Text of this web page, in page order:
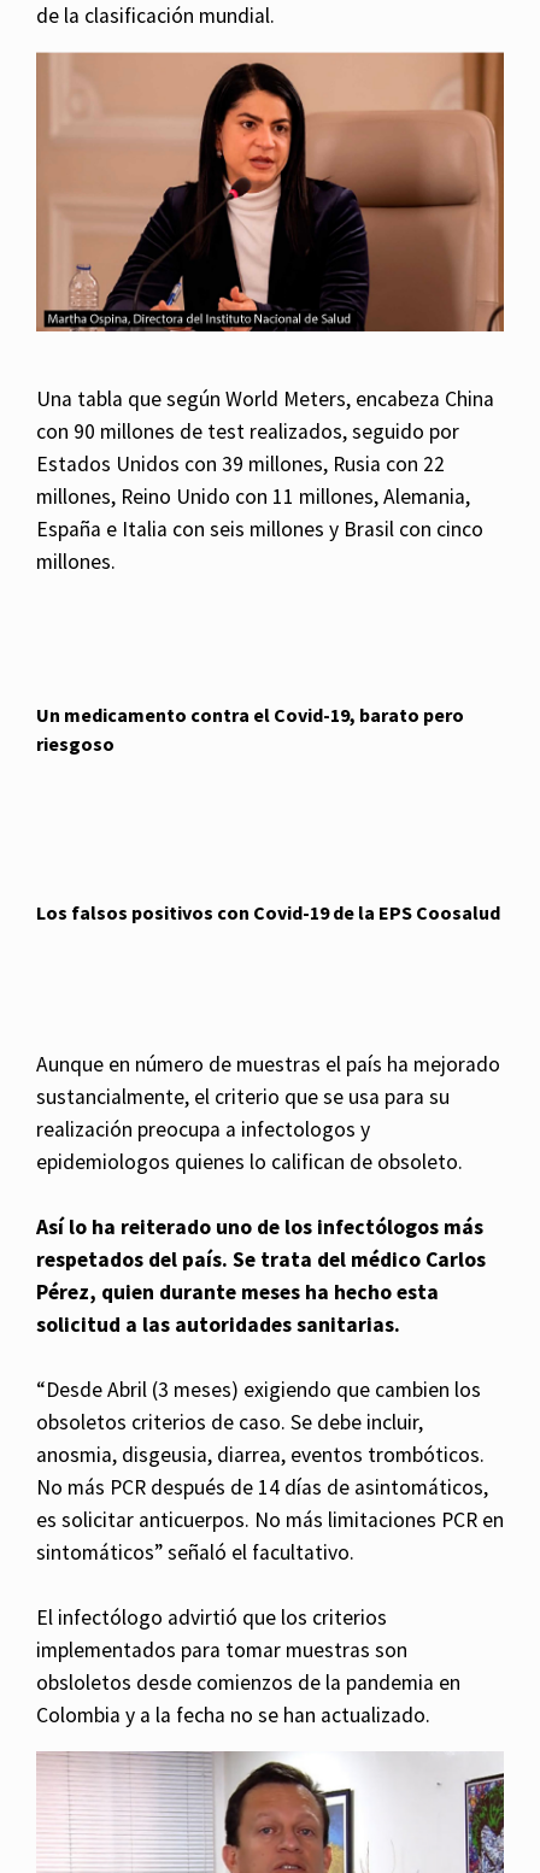
de la clasificación mundial.
Una tabla que según World Meters, encabeza China
con 90 millones de test realizados, seguido por
Estados Unidos con 39 millones, Rusia con 22
millones, Reino Unido con 11 millones, Alemania,
España e Italia con seis millones y Brasil con cinco
millones.
Un medicamento contra el Covid-19, barato pero
riesgoso
Los falsos positivos con Covid-19 de la EPS Coosalud
Aunque en número de muestras el país ha mejorado
sustancialmente, el criterio que se usa para su
realización preocupa a infectologos y
epidemiologos quienes lo califican de obsoleto.
Así lo ha reiterado uno de los infectólogos más
respetados del país. Se trata del médico Carlos
Pérez, quien durante meses ha hecho esta
solicitud a las autoridades sanitarias.
“Desde Abril (3 meses) exigiendo que cambien los
obsoletos criterios de caso. Se debe incluir,
anosmia, disgeusia, diarrea, eventos trombóticos.
No más PCR después de 14 días de asintomáticos,
es solicitar anticuerpos. No más limitaciones PCR en
sintomáticos” señaló el facultativo.
El infectólogo advirtió que los criterios
implementados para tomar muestras son
obsloletos desde comienzos de la pandemia en
Colombia y a la fecha no se han actualizado.